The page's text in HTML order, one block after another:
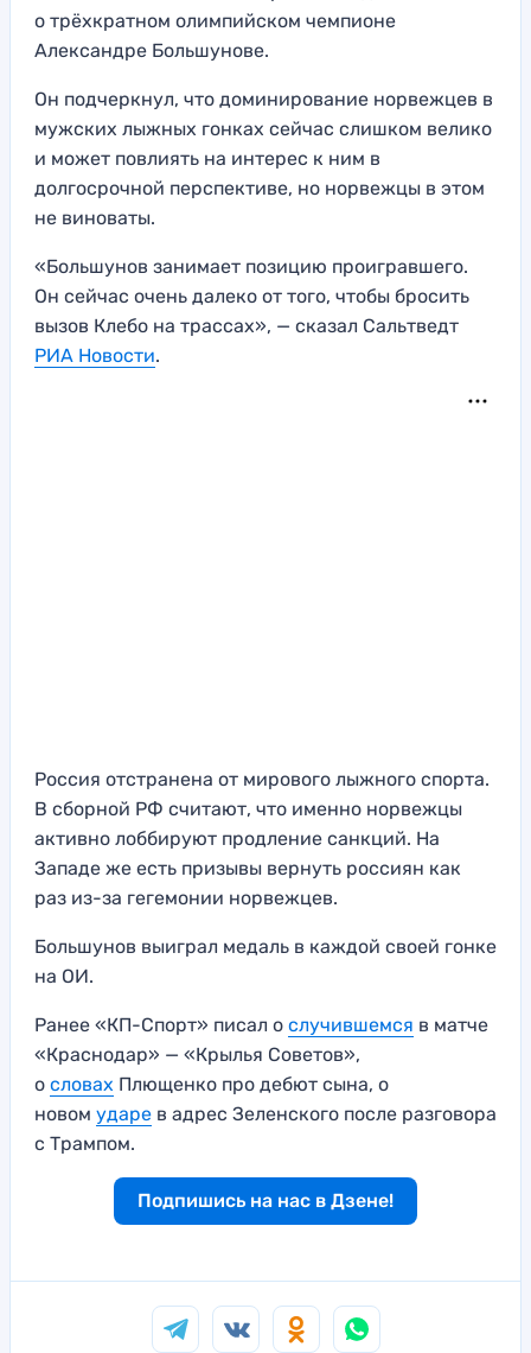
о трёхкратном олимпийском чемпионе
Александре Большунове.
Он подчеркнул, что доминирование норвежцев в
мужских лыжных гонках сейчас слишком велико
и может повлиять на интерес к ним в
долгосрочной перспективе, но норвежцы в этом
не виноваты.
«Большунов занимает позицию проигравшего.
Он сейчас очень далеко от того, чтобы бросить
вызов Клебо на трассах», — сказал Сальтведт
РИА Новости.
Россия отстранена от мирового лыжного спорта.
В сборной РФ считают, что именно норвежцы
активно лоббируют продление санкций. На
Западе же есть призывы вернуть россиян как
раз из-за гегемонии норвежцев.
Большунов выиграл медаль в каждой своей гонке
на ОИ.
Ранее «КП-Спорт» писал о случившемся в матче
«Краснодар» — «Крылья Советов»,
о словах Плющенко про дебют сына, о
новом ударе в адрес Зеленского после разговора
с Трампом.
Подпишись на нас в Дзене!